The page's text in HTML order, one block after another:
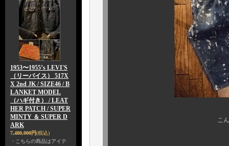
1953〜1955’s LEVI'S
（リーバイス） 517X
X 2nd JK / SIZE46 / B
LANKET MODEL
（ハギ付き） / LEAT
HER PATCH / SUPER
MINTY ＆ SUPER D
ARK
7,480,000円(税込)
・こちらの商品はアイテ
こんな、リアルワー